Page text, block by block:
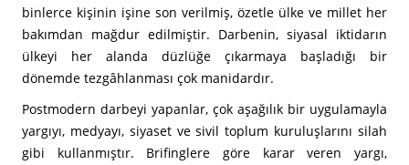
binlerce kişinin işine son verilmiş, özetle ülke ve millet her
bakımdan mağdur edilmiştir. Darbenin, siyasal iktidarın
ülkeyi her alanda düzlüğe çıkarmaya başladığı bir
dönemde tezgâhlanması çok manidardır.
Postmodern darbeyi yapanlar, çok aşağılık bir uygulamayla
yargıyı, medyayı, siyaset ve sivil toplum kuruluşlarını silah
gibi kullanmıştır. Brifinglere göre karar veren yargı,